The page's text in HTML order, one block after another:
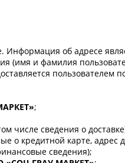
об адресе
(имя и фамилия
пользователем
;
числе сведения о
кредитной карте, адрес
сведения);